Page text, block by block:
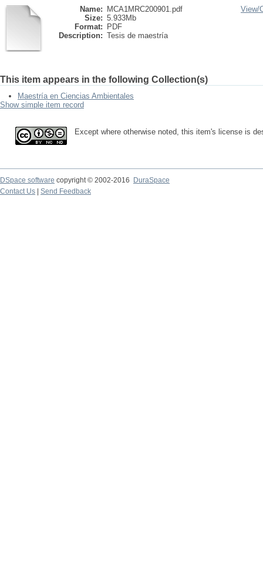
Name:
MCA1MRC200901.pdf
Size: 5.933Mb
Format:
PDF
Description: Tesis de maestría
View/
This item appears in the following Collection(s)
Maestría en Ciencias Ambientales
Show simple item record
Except where otherwise noted, this item's license is
DSpace software copyright © 2002-2016
DuraSpace
Contact Us
Send Feedback